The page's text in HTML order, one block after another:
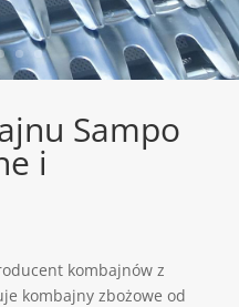
Sampo
i
kombajnów z
kombajny zbożowe od